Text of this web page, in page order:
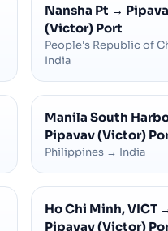
Nansha Pt →
(Victor) Port
People's Republic of
India
Manila South
Pipavav (Victor)
Philippines → India
Ho Chi Minh, VICT
Pipavav (Victor)